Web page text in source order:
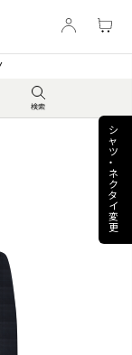
シ
ャ
ツ
・
ネ
ク
タ
イ
変
更